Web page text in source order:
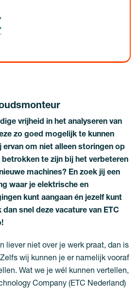
vrijheid in het analyseren van
zo goed mogelijk te kunnen
om niet alleen storingen op
te zijn bij het verbeteren
machines? En zoek jij een
waar je elektrische en
kunt aangaan én jezelf kunt
snel deze vacature van ETC
liever niet over je werk praat, dan is
wij kunnen je er namelijk vooraf
Wat we je wél kunnen vertellen,
Company (ETC Nederland)